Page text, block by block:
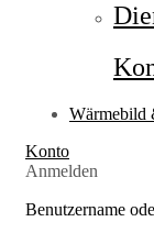
Wärmebild
Konto
Anmelden
Benutzername